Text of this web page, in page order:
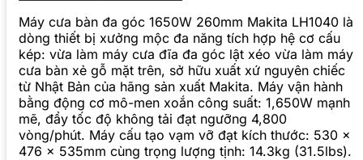
Máy cưa bàn đa góc 1650W 260mm Makita LH1040 là
dòng thiết bị xưởng mộc đa năng tích hợp hệ cơ cấu
kép: vừa làm máy cưa đĩa đa góc lật xéo vừa làm máy
cưa bàn xẻ gỗ mặt trên, sở hữu xuất xứ nguyên chiếc
từ Nhật Bản của hãng sản xuất Makita. Máy vận hành
bằng động cơ mô-men xoắn công suất: 1,650W mạnh
mẽ, đẩy tốc độ không tải đạt ngưỡng 4,800
vòng/phút. Máy cấu tạo vạm vỡ đạt kích thước: 530 x
476 x 535mm cùng trọng lượng tịnh: 14.3kg (31.5lbs).